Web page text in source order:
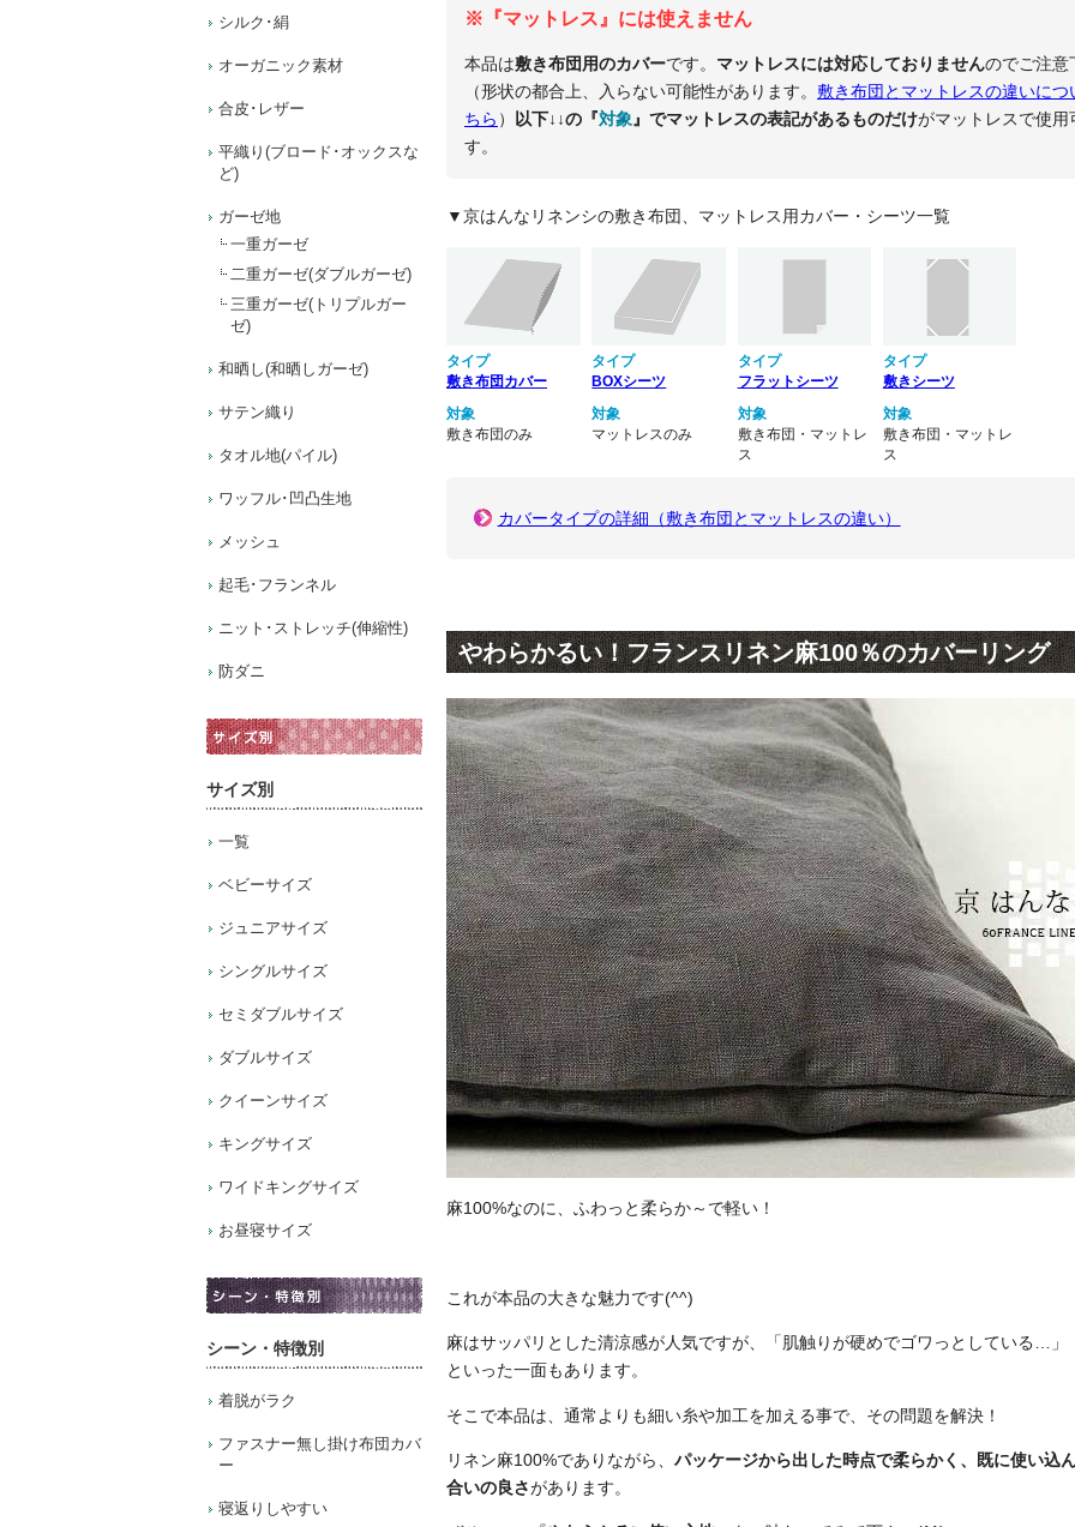
シルク･絹
オーガニック素材
合皮･レザー
平織り(ブロード･オックスな
ど)
ガーゼ地
一重ガーゼ
二重ガーゼ(ダブルガーゼ)
三重ガーゼ(トリプルガー
ゼ)
和晒し(和晒しガーゼ)
サテン織り
タオル地(パイル)
ワッフル･凹凸生地
メッシュ
起毛･フランネル
ニット･ストレッチ(伸縮性)
防ダニ
サイズ別
一覧
ベビーサイズ
ジュニアサイズ
シングルサイズ
セミダブルサイズ
ダブルサイズ
クイーンサイズ
キングサイズ
ワイドキングサイズ
お昼寝サイズ
シーン・特徴別
着脱がラク
ファスナー無し掛け布団カバ
ー
寝返りしやすい
※『マットレス』には使えません
本品は敷き布団用のカバーです。 マットレスには対応しておりませんのでご注意
（形状の都合上、入らない可能性があります。 敷き布団とマットレスの違いにつ
ちら ） 以下↓↓の『対象 』でマットレスの表記があるものだけがマットレスで使用
す。
やわらかるい！フランスリネン麻100％のカバーリング
麻100%なのに、ふわっと柔らか～で軽い！
これが本品の大きな魅力です(^^)
麻はサッパリとした清涼感が人気ですが、「肌触りが硬めでゴワっとしている…
といった一面もあります。
そこで本品は、通常よりも細い糸や加工を加える事で、その問題を解決！
リネン麻100%でありながら、 パッケージから出した時点で柔らかく、既に使い込
合いの良さがあります。